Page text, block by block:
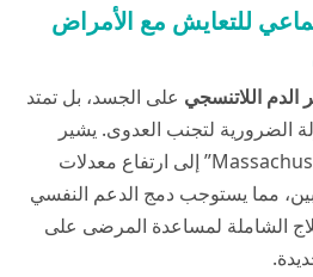
للتعايش مع الأمراض
الدم اللاتنسجي على الجسد، بل تمتد
الضرورية لتجنب العدوى. يشير
“Massachusetts General Hospital” إلى ارتفاع معدلات
مما يستوجب دمج الدعم النفسي
الشاملة لمساعدة المرضى على